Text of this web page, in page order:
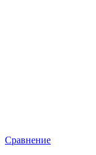
Сравнение